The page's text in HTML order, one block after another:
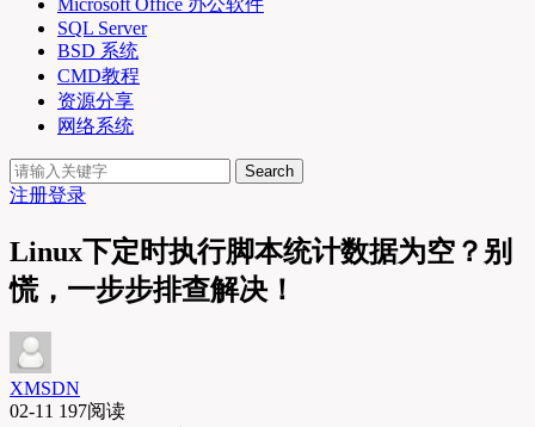
SQL Server
BSD 系统
CMD教程
资源分享
网络系统
Search
注册登录
Linux下定时执行脚本统计数据为空？别
慌，一步步排查解决！
XMSDN
02-11 197阅读